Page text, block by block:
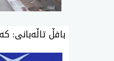
بافڵ